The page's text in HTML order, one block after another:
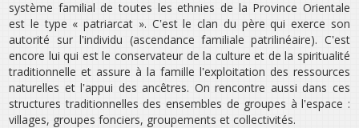
système familial de toutes les ethnies de la Province Orientale
est le type « patriarcat ». C‛est le clan du père qui exerce son
autorité sur l‛individu (ascendance familiale patrilinéaire). C‛est
encore lui qui est le conservateur de la culture et de la spiritualité
traditionnelle et assure à la famille l‛exploitation des ressources
naturelles et l‛appui des ancêtres. On rencontre aussi dans ces
structures traditionnelles des ensembles de groupes à l‛espace :
villages, groupes fonciers, groupements et collectivités.